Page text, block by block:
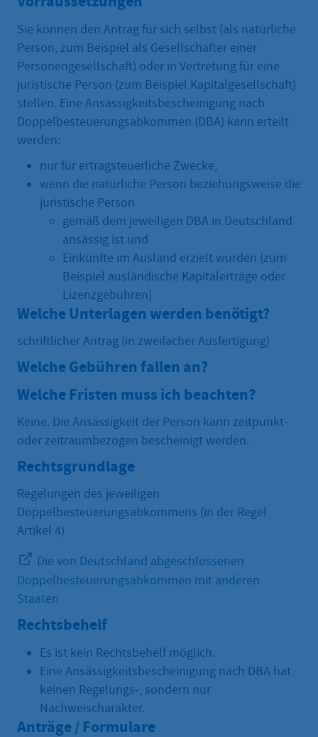
Sie können den Antrag für sich selbst (als natürliche
Person, zum Beispiel als Gesellschafter einer
Personengesellschaft) oder in Vertretung für eine
juristische Person (zum Beispiel Kapitalgesellschaft)
stellen. Eine Ansässigkeitsbescheinigung nach
Doppelbesteuerungsabkommen (DBA) kann erteilt
werden:
nur für ertragsteuerliche Zwecke,
wenn die natürliche Person beziehungsweise die
juristische Person
gemäß dem jeweiligen DBA in Deutschland
ansässig ist und
Einkünfte im Ausland erzielt wurden (zum
Beispiel ausländische Kapitalerträge oder
Lizenzgebühren)
Welche Unterlagen werden benötigt?
schriftlicher Antrag (in zweifacher Ausfertigung)
Welche Gebühren fallen an?
Welche Fristen muss ich beachten?
Keine. Die Ansässigkeit der Person kann zeitpunkt-
oder zeitraumbezogen bescheinigt werden.
Rechtsgrundlage
Regelungen des jeweiligen
Doppelbesteuerungsabkommens (in der Regel
Artikel 4)
Die von Deutschland abgeschlossenen
Doppelbesteuerungsabkommen mit anderen
Staaten
Rechtsbehelf
Es ist kein Rechtsbehelf möglich.
Eine Ansässigkeitsbescheinigung nach DBA hat
keinen Regelungs-, sondern nur
Nachweischarakter.
Anträge / Formulare